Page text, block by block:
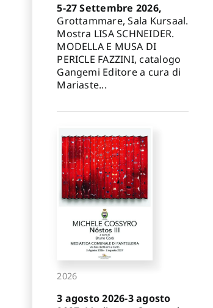
5-27 Settembre 2026,
Grottammare, Sala Kursaal.
Mostra LISA SCHNEIDER.
MODELLA E MUSA DI
PERICLE FAZZINI, catalogo
Gangemi Editore a cura di
Mariaste...
2026
3 agosto 2026-3 agosto